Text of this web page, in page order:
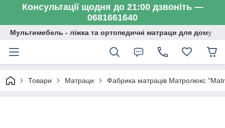
Консультації щодня до 21:00 дзвоніть —
0681661640
Мультимебель - ліжка та ортопедичні матраци для дому
Товари Матраци Фабрика матраців Матролюкс